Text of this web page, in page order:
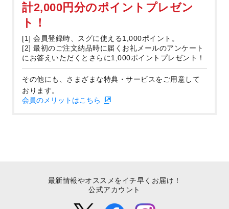
計2,000円分のポイントプレゼン
ト！
[1] 会員登録時、スグに使える1,000ポイント。
[2] 最初のご注文納品時に届くお礼メールのアンケート
にお答えいただくとさらに1,000ポイントプレゼント！
その他にも、さまざまな特典・サービスをご用意して
おります。
会員のメリットはこちら
最新情報やオススメをイチ早くお届け！
公式アカウント